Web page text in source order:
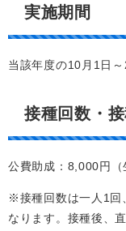
実施期間
当該年度の10月1日
接種回数・
公費助成：8,000円（
※接種回数は一人1回
なります。接種後、